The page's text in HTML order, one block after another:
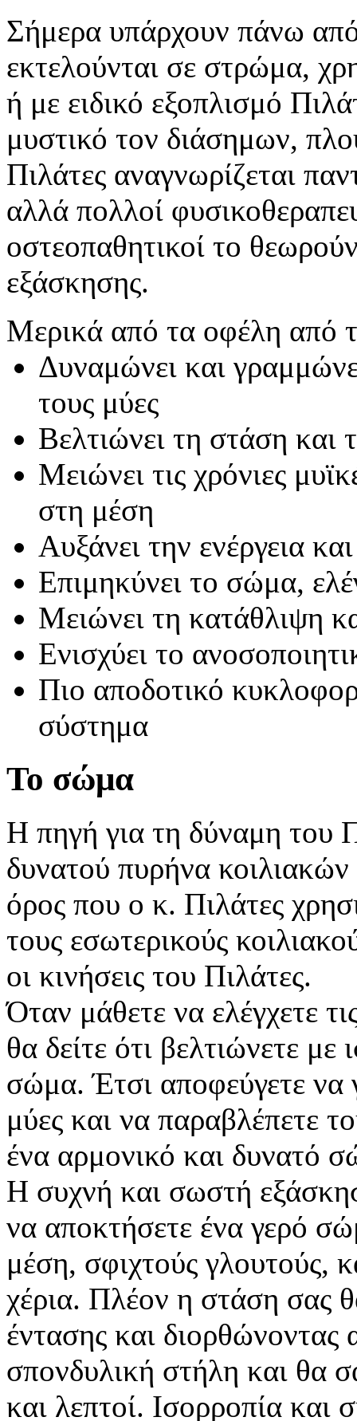
Σήμερα υπάρχουν πάνω
εκτελούνται σε στρώμα,
ή με ειδικό εξοπλισμό
μυστικό τον διάσημων,
Πιλάτες αναγνωρίζεται
αλλά πολλοί
οστεοπαθητικοί το
εξάσκησης.
Μερικά από τα οφέλη από
Δυναμώνει και
τους μύες
Βελτιώνει τη στάση και
Μειώνει τις χρόνιες
στη μέση
Αυξάνει την ενέργεια
Επιμηκύνει το σώμα,
Μειώνει τη κατάθλιψη
Ενισχύει το
Πιο αποδοτικό
σύστημα
Το σώμα
Η πηγή για τη δύναμη του
δυνατού πυρήνα
όρος που ο κ. Πιλάτες
τους εσωτερικούς
οι κινήσεις του Πιλάτες.
Όταν μάθετε να ελέγχετε
θα δείτε ότι βελτιώνετε
σώμα. Έτσι αποφεύγετε να
μύες και να παραβλέπετε
ένα αρμονικό και δυνατό
Η συχνή και σωστή
να αποκτήσετε ένα γερό
μέση, σφιχτούς γλουτούς,
χέρια. Πλέον η στάση σας
έντασης και διορθώνοντας
σπονδυλική στήλη και θα
και λεπτοί. Ισορροπία και